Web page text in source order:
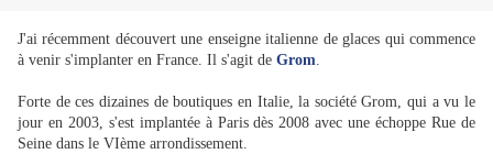
J'ai récemment découvert une enseigne italienne de glaces qui commence
à venir s'implanter en France. Il s'agit de Grom.
Forte de ces dizaines de boutiques en Italie, la société Grom, qui a vu le
jour en 2003, s'est implantée à Paris dès 2008 avec une échoppe Rue de
Seine dans le VIème arrondissement.